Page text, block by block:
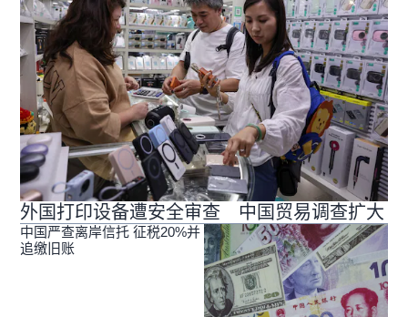
外国打印设备遭安全审查 中国贸易调查扩大
中国严查离岸信托 征税20%并
追缴旧账